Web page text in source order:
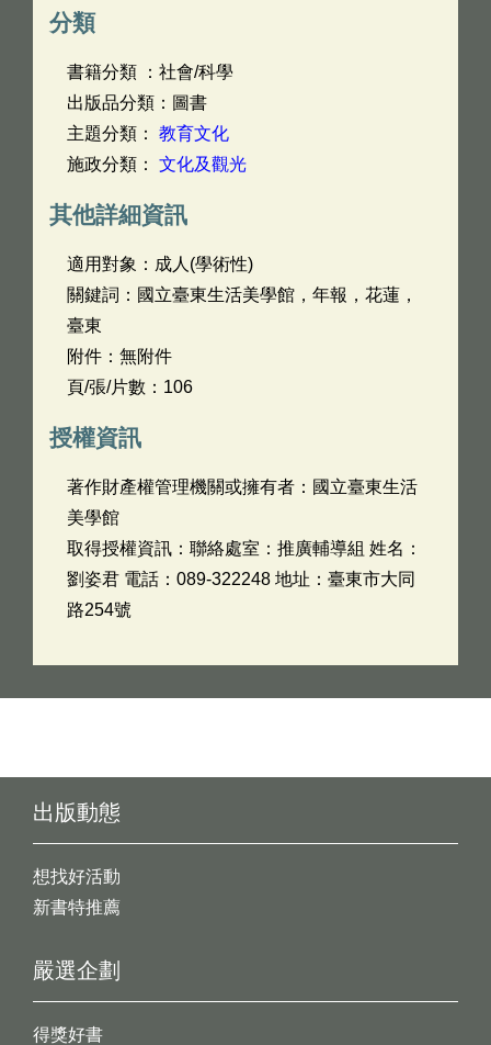
分類
書籍分類 ：社會/科學
出版品分類：圖書
主題分類： 教育文化
施政分類： 文化及觀光
其他詳細資訊
適用對象：成人(學術性)
關鍵詞：國立臺東生活美學館，年報，花蓮，
臺東
附件：無附件
頁/張/片數：106
授權資訊
著作財產權管理機關或擁有者：國立臺東生活
美學館
取得授權資訊：聯絡處室：推廣輔導組 姓名：
劉姿君 電話：089-322248 地址：臺東市大同
路254號
出版動態
想找好活動
新書特推薦
嚴選企劃
得獎好書